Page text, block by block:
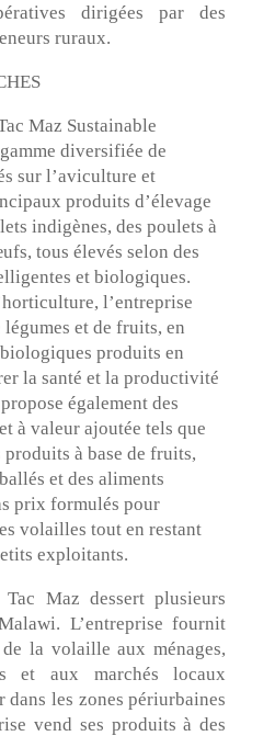
dirigées par des
ruraux.
Maz Sustainable
diversifiée de
sur l’aviculture et
produits d’élevage
indigènes, des poulets à
tous élevés selon des
et biologiques.
l’entreprise
et de fruits, en
produits en
la santé et la productivité
également des
à valeur ajoutée tels que
produits à base de fruits,
et des aliments
prix formulés pour
volailles tout en restant
exploitants.
Maz dessert plusieurs
L’entreprise fournit
la volaille aux ménages,
et aux marchés locaux
les zones périurbaines
vend ses produits à des